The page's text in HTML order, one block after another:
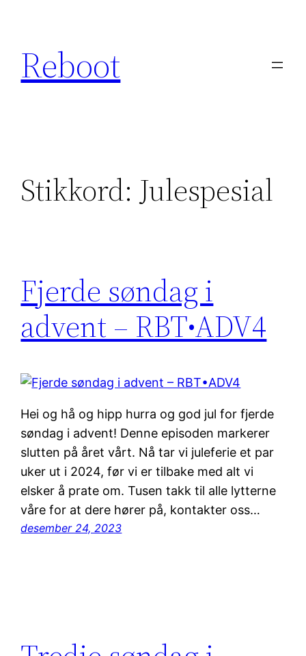
innhold
Reboot
Stikkord: Julespesial
Fjerde søndag i
advent – RBT•ADV4
Hei og hå og hipp hurra og god jul for fjerde
søndag i advent! Denne episoden markerer
slutten på året vårt. Nå tar vi juleferie et par
uker ut i 2024, før vi er tilbake med alt vi
elsker å prate om. Tusen takk til alle lytterne
våre for at dere hører på, kontakter oss…
desember 24, 2023